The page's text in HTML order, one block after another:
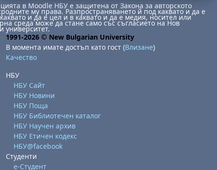
в Moodle НБУ е защитена от Закона за авторското
му права. Разпространяването й под каквато и да е
и да е цел и в каквато и да е медия, носител или
среда може да стане само със съгласието на Нов
университет.
1991-2026 © New Bulgarian University
В момента имате достъп като гост (Влизане)
Качество
НБУ
НБУ Сайт
НБУ Новини
НБУ Поща
НБУ Библиотечен каталог
НБУ Научен архив
НБУ Етичен кодекс
НБУ@facebook
Студенти
е-Студент